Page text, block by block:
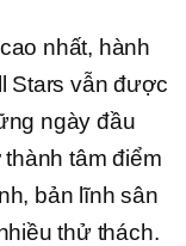
nhất, hành
Stars vẫn được
ngày đầu
tâm điểm
bản lĩnh sân
thử thách.